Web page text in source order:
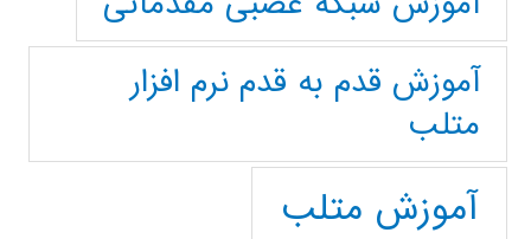
آموزش قدم به قدم نرم افزار
متلب
آموزش متلب